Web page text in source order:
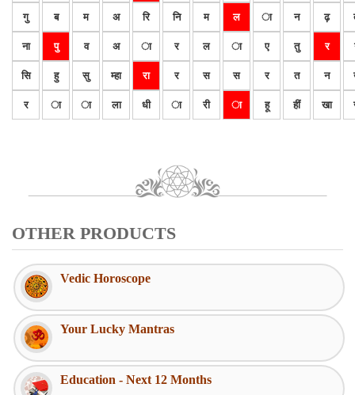
गु ब म अ रि नि म ल ा न ढ़
ना पु व अ ा र ल ा ए तु र
सि हु सु म्हा रा र स स र त न
र ा ा ला धी ा री ा हू हीं खा
OTHER PRODUCTS
Vedic Horoscope
Your Lucky Mantras
Education - Next 12 Months